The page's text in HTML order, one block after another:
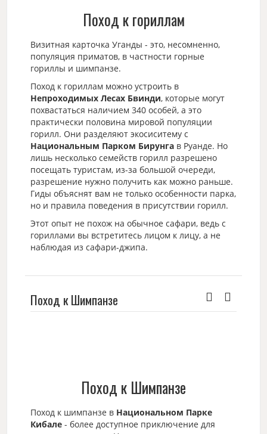
Поход к гориллам
Визитная карточка Уганды - это, несомненно,
популяция приматов, в частности горные
гориллы и шимпанзе.
Поход к гориллам можно устроить в
Непроходимых Лесах Бвинди, которые могут
похвастаться наличием 340 особей, а это
практически половина мировой популяции
горилл. Они разделяют экосиситему с
Национальным Парком Бирунга в Руанде. Но
лишь несколько семейств горилл разрешено
посещать туристам, из-за большой очереди,
разрешение нужно получить как можно раньше.
Гиды объяснят вам не только особенности парка,
но и правила поведения в присутствии горилл.
Этот опыт не похож на обычное сафари, ведь с
гориллами вы встретитесь лицом к лицу, а не
наблюдая из сафари-джипа.
Поход к Шимпанзе
Поход к Шимпанзе
Поход к шимпанзе в Национальном Парке
Кибале - более доступное приключение для